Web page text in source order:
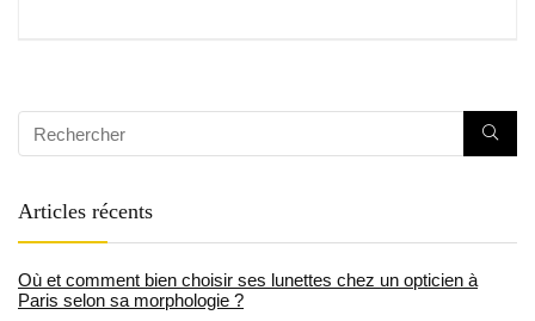
Articles récents
Où et comment bien choisir ses lunettes chez un opticien à
Paris selon sa morphologie ?